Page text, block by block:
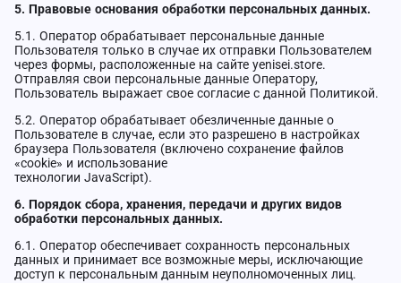
5. Правовые основания обработки персональных данных.
5.1. Оператор обрабатывает персональные данные
Пользователя только в случае их отправки Пользователем
через формы, расположенные на сайте yenisei.store.
Отправляя свои персональные данные Оператору,
Пользователь выражает свое согласие с данной Политикой.
5.2. Оператор обрабатывает обезличенные данные о
Пользователе в случае, если это разрешено в настройках
браузера Пользователя (включено сохранение файлов
«cookie» и использование
технологии JavaScript).
6. Порядок сбора, хранения, передачи и других видов
обработки персональных данных.
6.1. Оператор обеспечивает сохранность персональных
данных и принимает все возможные меры, исключающие
доступ к персональным данным неуполномоченных лиц.